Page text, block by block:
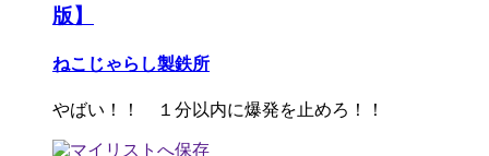
版】
ねこじゃらし製鉄所
やばい！！ １分以内に爆発を止めろ！！